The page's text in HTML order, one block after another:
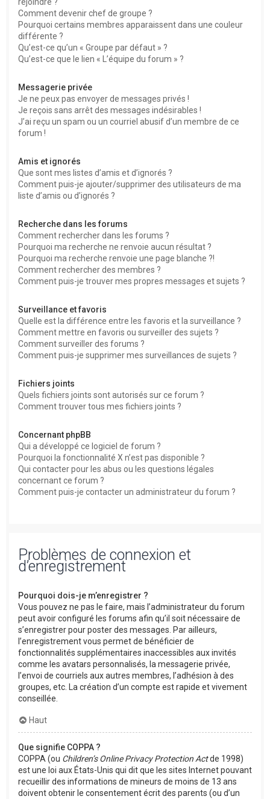
Comment devenir chef de groupe ?
Pourquoi certains membres apparaissent dans une couleur
différente ?
Qu’est-ce qu’un « Groupe par défaut » ?
Qu’est-ce que le lien « L’équipe du forum » ?
Messagerie privée
Je ne peux pas envoyer de messages privés !
Je reçois sans arrêt des messages indésirables !
J’ai reçu un spam ou un courriel abusif d’un membre de ce
forum !
Amis et ignorés
Que sont mes listes d’amis et d’ignorés ?
Comment puis-je ajouter/supprimer des utilisateurs de ma
liste d’amis ou d’ignorés ?
Recherche dans les forums
Comment rechercher dans les forums ?
Pourquoi ma recherche ne renvoie aucun résultat ?
Pourquoi ma recherche renvoie une page blanche ?!
Comment rechercher des membres ?
Comment puis-je trouver mes propres messages et sujets ?
Surveillance et favoris
Quelle est la différence entre les favoris et la surveillance ?
Comment mettre en favoris ou surveiller des sujets ?
Comment surveiller des forums ?
Comment puis-je supprimer mes surveillances de sujets ?
Fichiers joints
Quels fichiers joints sont autorisés sur ce forum ?
Comment trouver tous mes fichiers joints ?
Concernant phpBB
Qui a développé ce logiciel de forum ?
Pourquoi la fonctionnalité X n’est pas disponible ?
Qui contacter pour les abus ou les questions légales
concernant ce forum ?
Comment puis-je contacter un administrateur du forum ?
Problèmes de connexion et
d’enregistrement
Pourquoi dois-je m’enregistrer ?
Vous pouvez ne pas le faire, mais l’administrateur du forum
peut avoir configuré les forums afin qu’il soit nécessaire de
s’enregistrer pour poster des messages. Par ailleurs,
l’enregistrement vous permet de bénéficier de
fonctionnalités supplémentaires inaccessibles aux invités
comme les avatars personnalisés, la messagerie privée,
l’envoi de courriels aux autres membres, l’adhésion à des
groupes, etc. La création d’un compte est rapide et vivement
conseillée.
Haut
Que signifie COPPA ?
COPPA (ou Children’s Online Privacy Protection Actde 1998)
est une loi aux États-Unis qui dit que les sites Internet pouvant
recueillir des informations de mineurs de moins de 13 ans
doivent obtenir le consentement écrit des parents (ou d’un